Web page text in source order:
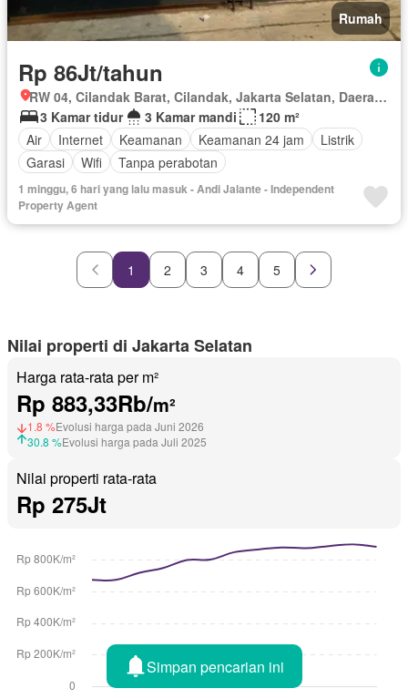
Rumah
Rp 86Jt/tahun
RW 04, Cilandak Barat, Cilandak, Jakarta Selatan, Daerah Khusus Ibukota Jakarta
3 Kamar tidur
3 Kamar mandi
120 m²
Air
Internet Keamanan Keamanan 24 jam
Listrik
Garasi
Wifi Tanpa perabotan
1 minggu, 6 hari yang lalu masuk - Andi Jalante - Independent
Property Agent
1 2 3 4 5
Nilai properti di Jakarta Selatan
Harga rata-rata per m²
Rp 883,33Rb/m²
1.8 %Evolusi harga pada Juni 2026
30.8 %Evolusi harga pada Juli 2025
Nilai properti rata-rata
Rp 275Jt
Simpan pencarian ini